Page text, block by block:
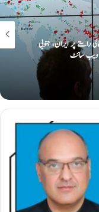
راستے پر ایران، جنوبی
ویب سائٹ